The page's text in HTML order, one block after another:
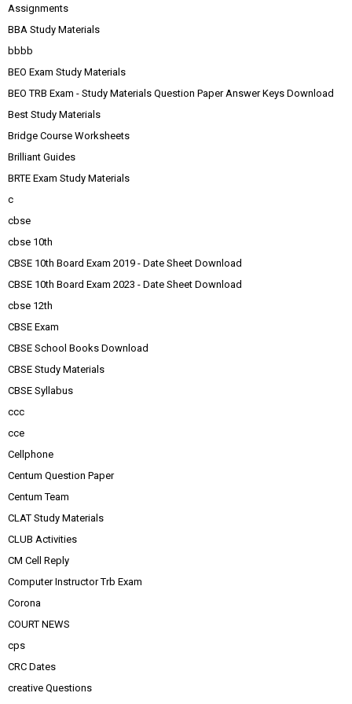
Assignments
BBA Study Materials
bbbb
BEO Exam Study Materials
BEO TRB Exam - Study Materials Question Paper Answer Keys Download
Best Study Materials
Bridge Course Worksheets
Brilliant Guides
BRTE Exam Study Materials
c
cbse
cbse 10th
CBSE 10th Board Exam 2019 - Date Sheet Download
CBSE 10th Board Exam 2023 - Date Sheet Download
cbse 12th
CBSE Exam
CBSE School Books Download
CBSE Study Materials
CBSE Syllabus
ccc
cce
Cellphone
Centum Question Paper
Centum Team
CLAT Study Materials
CLUB Activities
CM Cell Reply
Computer Instructor Trb Exam
Corona
COURT NEWS
cps
CRC Dates
creative Questions